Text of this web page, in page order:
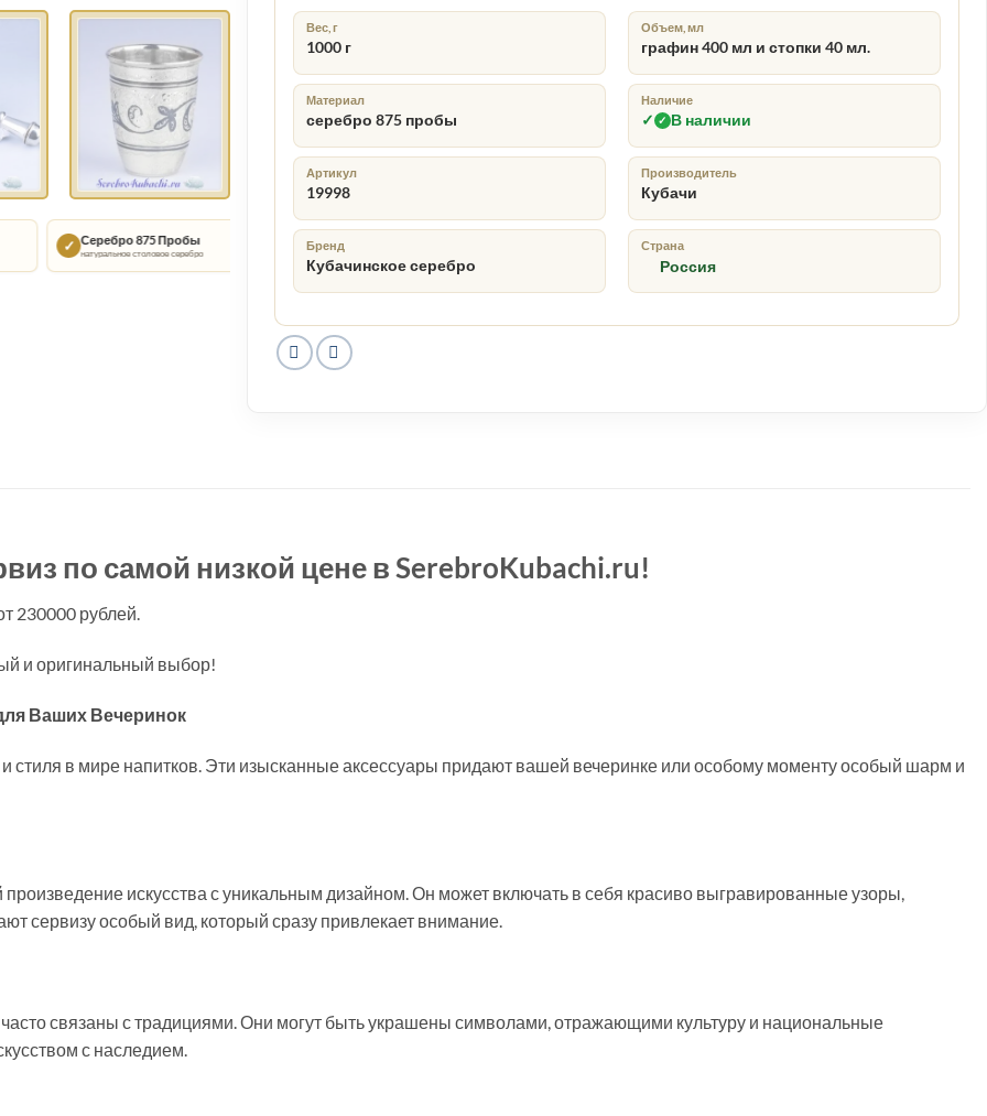
Серебро 875 Пробы
натуральное столовое серебро традиции ручной работы
Доставка по России
бережная отправка заказа
Вес, г
1000 г
Объем, мл
графин 400 мл и стопки 40 мл.
Материал
серебро 875 пробы
Наличие
✓ ✓ В наличии
Артикул
19998
Производитель
Кубачи
Бренд
Кубачинское серебро
Страна
Россия
по самой низкой цене в SerebroKubachi.ru!
230000 рублей.
и оригинальный выбор!
Ваших Вечеринок
в мире напитков. Эти изысканные аксессуары придают вашей вечеринке или особому моменту особый шарм и
искусства с уникальным дизайном. Он может включать в себя красиво выгравированные узоры,
сервизу особый вид, который сразу привлекает внимание.
связаны с традициями. Они могут быть украшены символами, отражающими культуру и национальные
с наследием.